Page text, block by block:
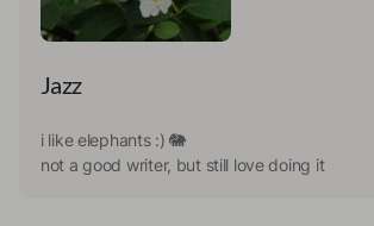
Jazz
i like elephants :) 🐘
not a good writer, but still love doing it